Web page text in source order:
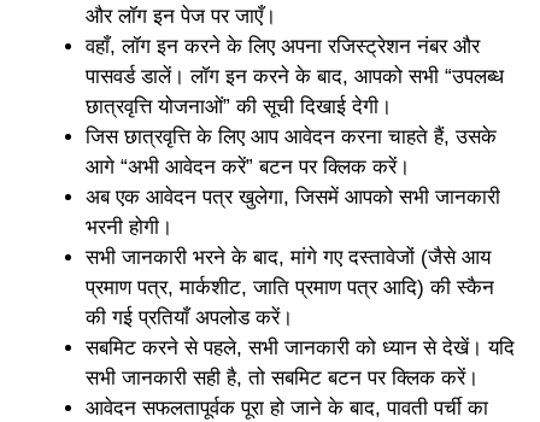
और लॉग इन पेज पर जाएँ।
वहाँ, लॉग इन करने के लिए अपना रजिस्ट्रेशन नंबर और
पासवर्ड डालें। लॉग इन करने के बाद, आपको सभी “उपलब्ध
छात्रवृत्ति योजनाओं” की सूची दिखाई देगी।
जिस छात्रवृत्ति के लिए आप आवेदन करना चाहते हैं, उसके
आगे “अभी आवेदन करें” बटन पर क्लिक करें।
अब एक आवेदन पत्र खुलेगा, जिसमें आपको सभी जानकारी
भरनी होगी।
सभी जानकारी भरने के बाद, मांगे गए दस्तावेजों (जैसे आय
प्रमाण पत्र, मार्कशीट, जाति प्रमाण पत्र आदि) की स्कैन
की गई प्रतियाँ अपलोड करें।
सबमिट करने से पहले, सभी जानकारी को ध्यान से देखें। यदि
सभी जानकारी सही है, तो सबमिट बटन पर क्लिक करें।
आवेदन सफलतापूर्वक पूरा हो जाने के बाद, पावती पर्ची का